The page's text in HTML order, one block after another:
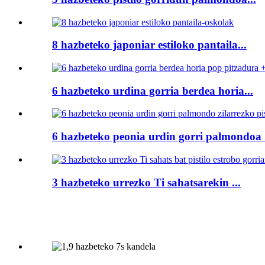
8 hazbeteko japoniar estiloko pantaila...
6 hazbeteko urdina gorria berdea horia...
6 hazbeteko peonia urdin gorri palmondoa
3 hazbeteko urrezko Ti sahatsarekin ...